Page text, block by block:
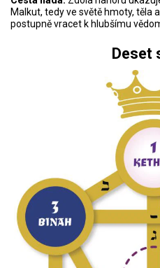
Malkut, tedy ve světě hmoty, těla
postupně vracet k hlubšímu
Deset